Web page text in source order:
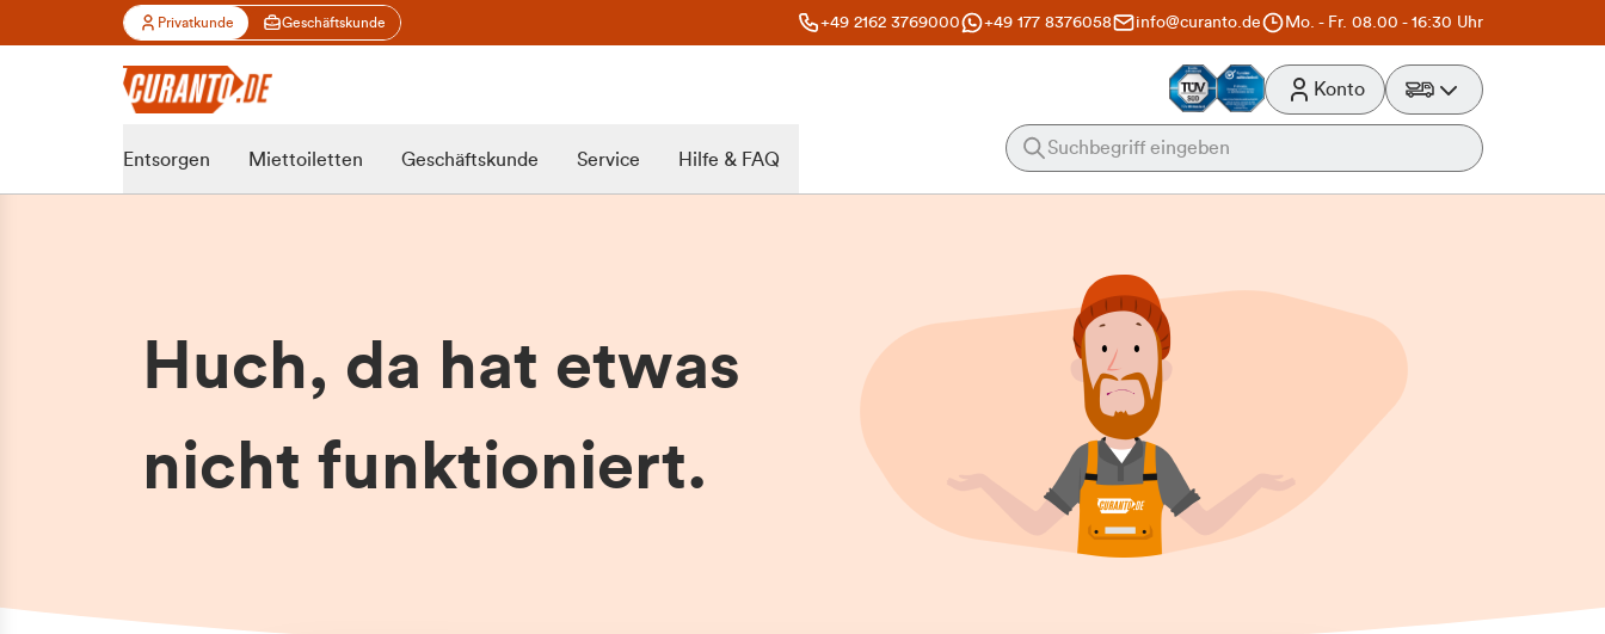
Privatkunde Geschäftskunde +49 2162 3769000 +49 177 8376058 info@curanto.de Mo. - Fr. 08.00 - 16:30 Uhr
Konto
Entsorgen Miettoiletten Geschäftskunde Service Hilfe & FAQ
Huch, da hat etwas
nicht funktioniert.